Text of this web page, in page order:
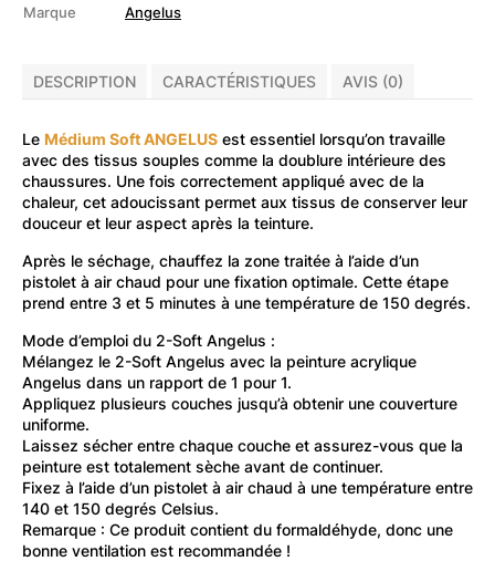
Marque
Angelus
DESCRIPTION CARACTÉRISTIQUES AVIS (0)
Le Médium Soft ANGELUS est essentiel lorsqu’on travaille
avec des tissus souples comme la doublure intérieure des
chaussures. Une fois correctement appliqué avec de la
chaleur, cet adoucissant permet aux tissus de conserver leur
douceur et leur aspect après la teinture.
Après le séchage, chauffez la zone traitée à l’aide d’un
pistolet à air chaud pour une fixation optimale. Cette étape
prend entre 3 et 5 minutes à une température de 150 degrés.
Mode d’emploi du 2-Soft Angelus :
Mélangez le 2-Soft Angelus avec la peinture acrylique
Angelus dans un rapport de 1 pour 1.
Appliquez plusieurs couches jusqu’à obtenir une couverture
uniforme.
Laissez sécher entre chaque couche et assurez-vous que la
peinture est totalement sèche avant de continuer.
Fixez à l’aide d’un pistolet à air chaud à une température entre
140 et 150 degrés Celsius.
Remarque : Ce produit contient du formaldéhyde, donc une
bonne ventilation est recommandée !